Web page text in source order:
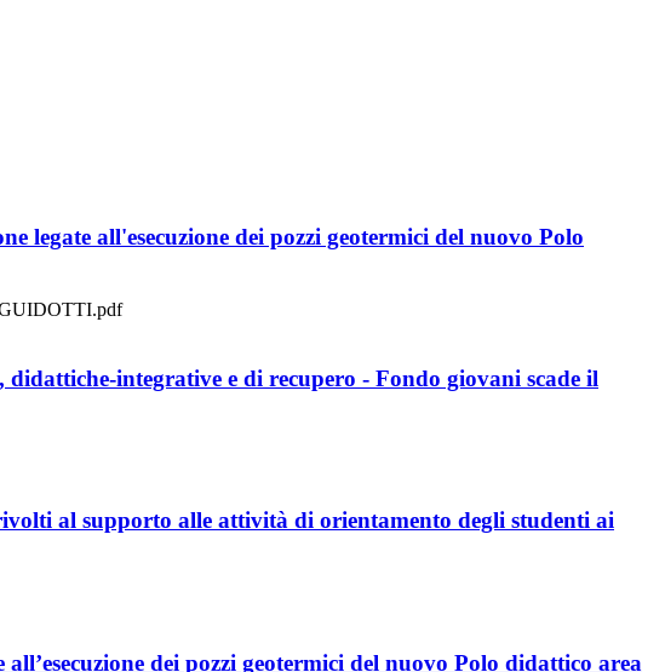
legate all'esecuzione dei pozzi geotermici del nuovo Polo
integrative e di recupero - Fondo giovani scade il
al supporto alle attività di orientamento degli studenti ai
dei pozzi geotermici del nuovo Polo didattico area